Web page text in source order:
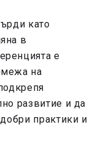
като
в
е
на
развитие и да
практики и